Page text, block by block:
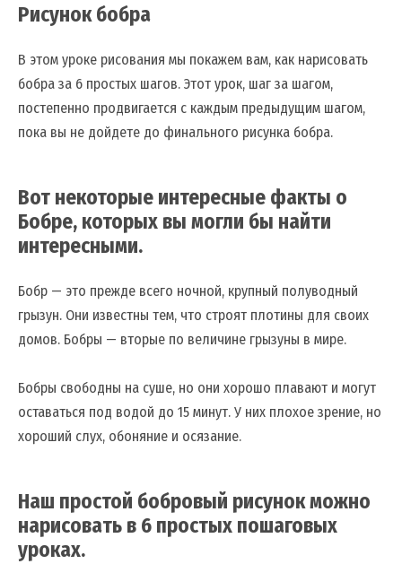
Рисунок бобра
В этом уроке рисования мы покажем вам, как нарисовать
бобра за 6 простых шагов. Этот урок, шаг за шагом,
постепенно продвигается с каждым предыдущим шагом,
пока вы не дойдете до финального рисунка бобра.
Вот некоторые интересные факты о
Бобре, которых вы могли бы найти
интересными.
Бобр — это прежде всего ночной, крупный полуводный
грызун. Они известны тем, что строят плотины для своих
домов. Бобры — вторые по величине грызуны в мире.
Бобры свободны на суше, но они хорошо плавают и могут
оставаться под водой до 15 минут. У них плохое зрение, но
хороший слух, обоняние и осязание.
Наш простой бобровый рисунок можно
нарисовать в 6 простых пошаговых
уроках.